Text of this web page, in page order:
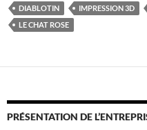
b
o
o
t
DIABLOTIN IMPRESSION 3D
LE CHAT ROSE
PRÉSENTATION DE